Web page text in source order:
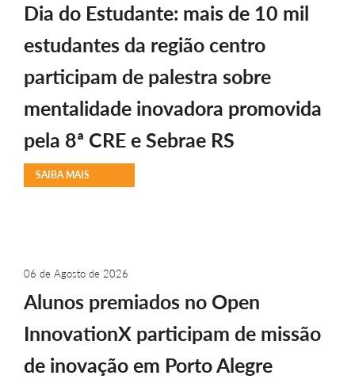
Dia do Estudante: mais de 10 mil
estudantes da região centro
participam de palestra sobre
mentalidade inovadora promovida
pela 8ª CRE e Sebrae RS
SAIBA MAIS
06 de Agosto de 2026
Alunos premiados no Open
InnovationX participam de missão
de inovação em Porto Alegre